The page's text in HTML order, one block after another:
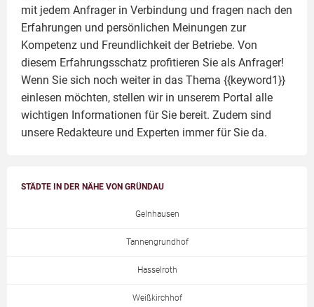
mit jedem Anfrager in Verbindung und fragen nach den
Erfahrungen und persönlichen Meinungen zur
Kompetenz und Freundlichkeit der Betriebe. Von
diesem Erfahrungsschatz profitieren Sie als Anfrager!
Wenn Sie sich noch weiter in das Thema {{keyword1}}
einlesen möchten, stellen wir in unserem Portal alle
wichtigen Informationen für Sie bereit. Zudem sind
unsere Redakteure und Experten immer für Sie da.
STÄDTE IN DER NÄHE VON GRÜNDAU
Gelnhausen
Tannengrundhof
Hasselroth
Weißkirchhof